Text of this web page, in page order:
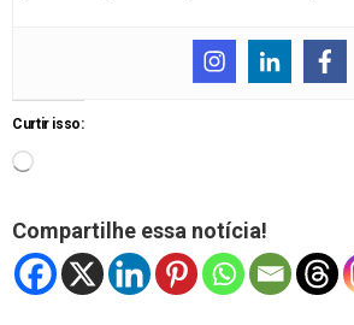
Curtir isso:
Compartilhe essa notícia!